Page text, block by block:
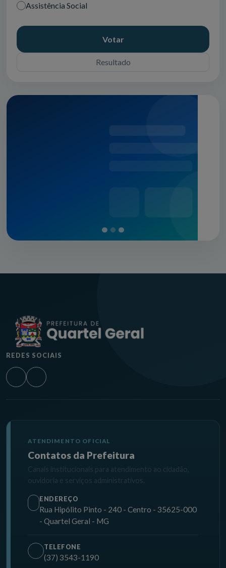
Assistência Social
Votar
Resultado
REDES SOCIAIS
ATENDIMENTO OFICIAL
Contatos da Prefeitura
Canais institucionais para atendimento ao cidadão,
ouvidoria e serviços administrativos.
ENDEREÇO
Rua Hipólito Pinto - 240 - Centro - 35625-000
- Quartel Geral - MG
TELEFONE
(37) 3543-1190